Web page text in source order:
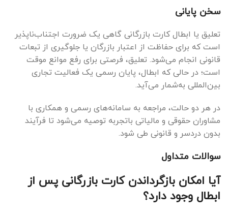
سخن پایانی
تعلیق یا ابطال کارت بازرگانی گاهی یک ضرورت اجتناب‌ناپذیر
است که برای حفاظت از اعتبار بازرگان یا جلوگیری از تبعات
قانونی انجام می‌شود. تعلیق، فرصتی برای رفع موانع موقت
است؛ در حالی که ابطال، پایان رسمی یک فعالیت تجاری
بین‌المللی به‌شمار می‌آید.
در هر دو حالت، مراجعه به سامانه‌های رسمی و همکاری با
مشاوران حقوقی و مالیاتی باتجربه توصیه می‌شود تا فرآیند
بدون دردسر و قانونی طی شود.
سوالات متداول
آیا امکان بازگرداندن کارت بازرگانی پس از
ابطال وجود دارد؟